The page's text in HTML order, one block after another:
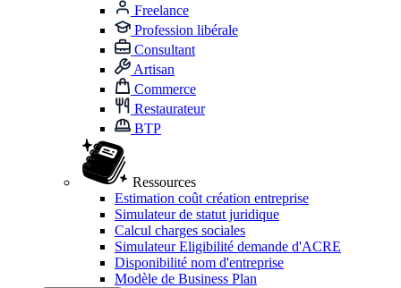
Freelance
Profession libérale
Consultant
Artisan
Commerce
Restaurateur
BTP
Ressources
Estimation coût création entreprise
Simulateur de statut juridique
Calcul charges sociales
Simulateur Eligibilité demande d'ACRE
Disponibilité nom d'entreprise
Modèle de Business Plan